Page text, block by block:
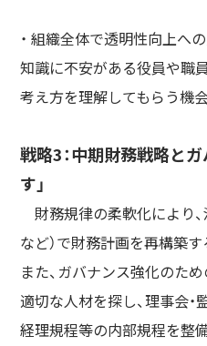
・ 組織全体で透明性向上へ
知識に不安がある役員や職
考え方を理解してもらう機
戦略3：中期財務戦略と
す」
財務規律の柔軟化により
など）で財務計画を再構築す
また、ガバナンス強化のた
適切な人材を探し、理事会・
経理規程等の内部規程を整